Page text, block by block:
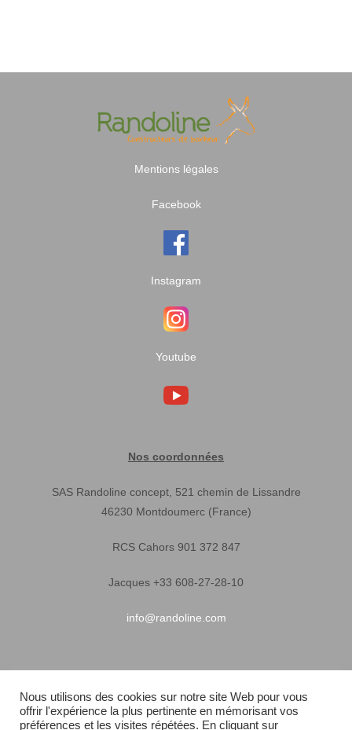
Mentions légales
Facebook
Instagram
Youtube
Nos coordonnées
SAS Randoline concept, 521 chemin de Lissandre
46230 Montdoumerc (France)
RCS Cahors 901 372 847
Jacques +33 608-27-28-10
info@randoline.com
Garantie matériel
Nous utilisons des cookies sur notre site Web pour vous
offrir l'expérience la plus pertinente en mémorisant vos
préférences et les visites répétées. En cliquant sur